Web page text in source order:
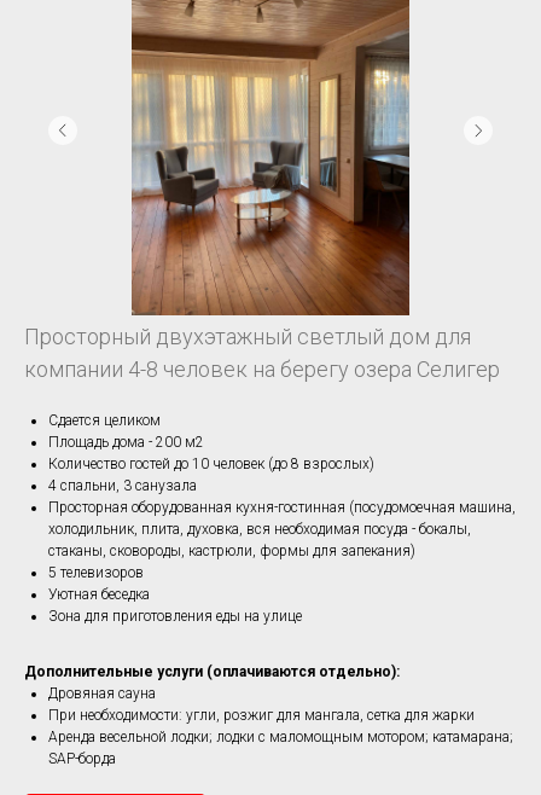
Просторный двухэтажный светлый дом для
компании 4-8 человек на берегу озера Селигер
Сдается целиком
Площадь дома - 200 м2
Количество гостей до 10 человек (до 8 взрослых)
4 спальни, 3 санузала
Просторная оборудованная кухня-гостинная (посудомоечная машина,
холодильник, плита, духовка, вся необходимая посуда - бокалы,
стаканы, сковороды, кастрюли, формы для запекания)
5 телевизоров
Уютная беседка
Зона для приготовления еды на улице
Дополнительные услуги (оплачиваются отдельно):
Дровяная сауна
При необходимости: угли, розжиг для мангала, сетка для жарки
Аренда весельной лодки; лодки с маломощным мотором; катамарана;
SAP-борда